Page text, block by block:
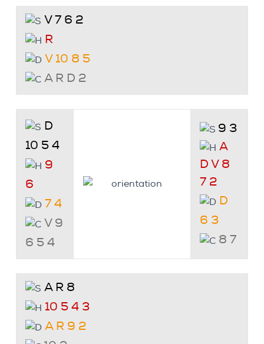
V 7 6 2
R
V 10 8 5
A R D 2
D
10 5 4
9
6
7 4
V 9
6 5 4
9 3
A
D V 8
7 2
D
6 3
8 7
A R 8
10 5 4 3
A R 9 2